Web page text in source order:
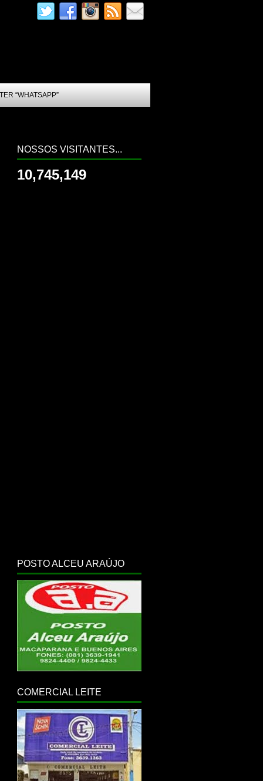
“WHATSAPP”
NOSSOS VISITANTES...
10,745,149
POSTO ALCEU ARAÚJO
COMERCIAL LEITE